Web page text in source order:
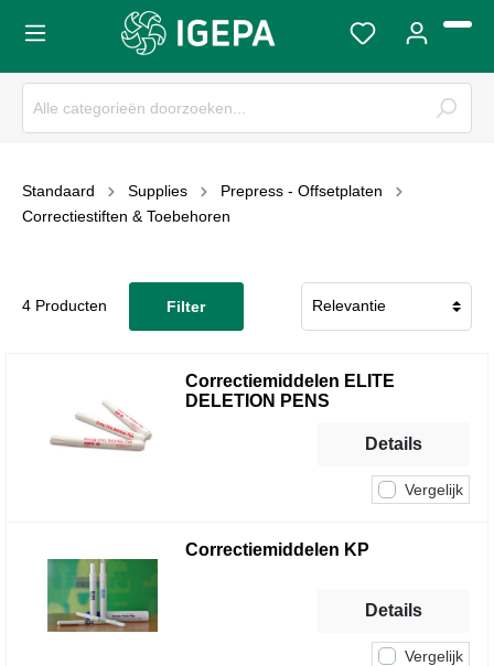
Standaard Supplies
Prepress - Offsetplaten
Correctiestiften & Toebehoren
4 Producten Filter
Correctiemiddelen ELITE
DELETION PENS
Vergelijk
Details
Correctiemiddelen KP
Vergelijk
Details